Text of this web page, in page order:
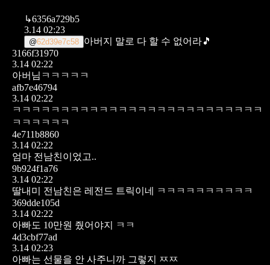
↳6356a729b5
3.14 02:23
@62d39e7c58 아버지 말로 다 할 수 없어라🎵
3166f31970
3.14 02:22
아버님ㅋㅋㅋㅋㅋ
afb7e46794
3.14 02:22
ㅋㅋㅋㅋㅋㅋㅋㅋㅋㅋㅋㅋㅋㅋㅋㅋㅋㅋㅋㅋㅋㅋㅋㅋㅋㅋ
ㅋㅋㅋㅋㅋㅋ
4e711b8860
3.14 02:22
엄마 전남친이었고..
9b924f1a76
3.14 02:22
딸내미 전남친은 레전드 트릭이네 ㅋㅋㅋㅋㅋㅋㅋㅋㅋㅋ
369dde105d
3.14 02:22
아빠도 10만원 줬어야지 ㅋㅋ
4d3cbf77ad
3.14 02:23
아빠는 선물을 안 사주니까 그렇지 ㅉㅉ